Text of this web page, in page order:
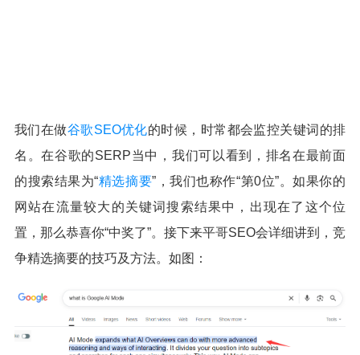
我们在做谷歌SEO优化的时候，时常都会监控关键词的排
名。在谷歌的SERP当中，我们可以看到，排名在最前面
的搜索结果为“精选摘要”，我们也称作“第0位”。如果你的
网站在流量较大的关键词搜索结果中，出现在了这个位
置，那么恭喜你“中奖了”。接下来平哥SEO会详细讲到，竞
争精选摘要的技巧及方法。如图：